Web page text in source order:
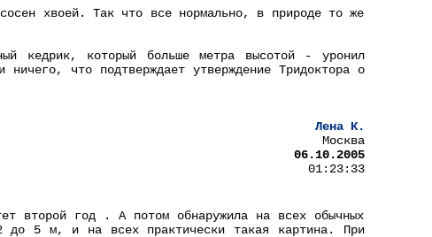
хвоей. Так что все нормально, в природе то же
кедрик, который больше метра высотой - уронил
что подтверждает утверждение Тридоктора о
Лена К.
Москва
06.10.2005
01:23:33
второй год . А потом обнаружила на всех обычных
5 м, и на всех практически такая картина. При